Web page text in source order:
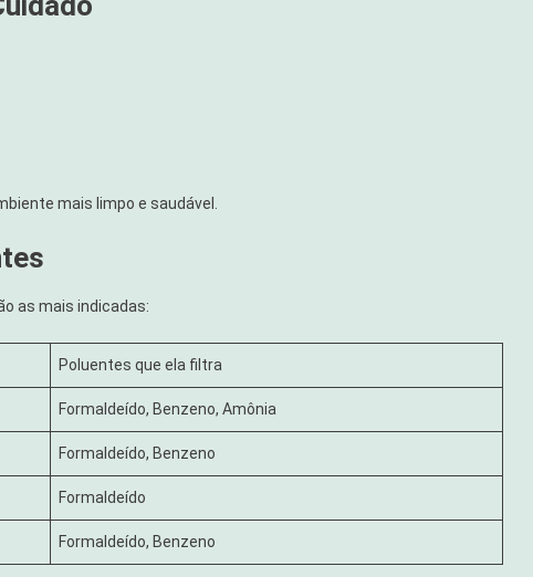
mais limpo e saudável.
as mais indicadas:
Poluentes que ela filtra
Formaldeído, Benzeno, Amônia
Formaldeído, Benzeno
Formaldeído
Formaldeído, Benzeno